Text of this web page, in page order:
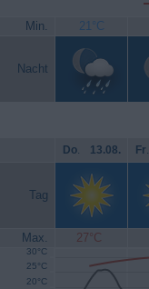
Min. 21°C
Nacht
Do. 13.08. Fr.
Tag
Max. 27°C
20°C
25°C
30°C